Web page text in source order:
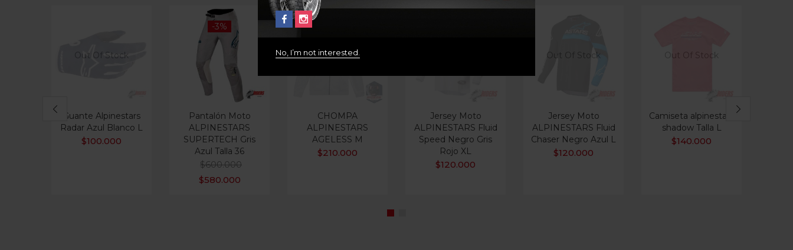
Out Of Stock
Guante Alpinestars
Radar Azul Blanco L
$100.000
-3%
Pantalón Moto
ALPINESTARS
SUPERTECH Gris
Azul Talla 36
$600.000
$580.000
Out Of Stock
CHOMPA
ALPINESTARS
AGELESS M
$210.000
Jersey Moto
ALPINESTARS Fluid
Speed Negro Gris
Rojo XL
$120.000
Out Of Stock
Jersey Moto
ALPINESTARS Fluid
Chaser Negro Azul L
$120.000
Camiseta alpinestars
shadow Talla L
$140.000
No, I’m not interested.